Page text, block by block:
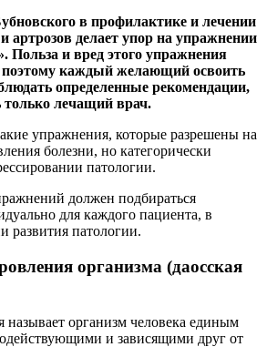
в профилактике и лечении
артрозов делает упор на упражнении
Польза и вред этого упражнения
поэтому каждый желающий освоить
определенные рекомендации,
лечащий врач.
упражнения, которые разрешены на
болезни, но категорически
патологии.
должен подбираться
для каждого пациента, в
развития патологии.
организма (даосская
называет организм человека единым
и зависящими друг от